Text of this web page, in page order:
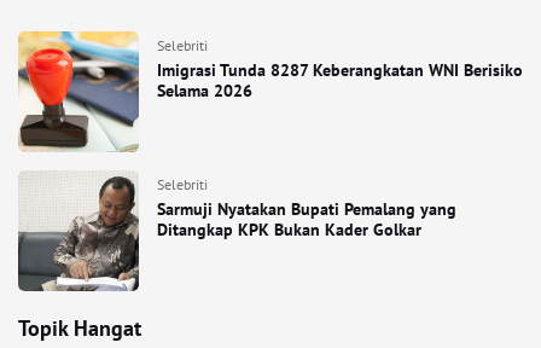
Selebriti
Imigrasi Tunda 8287 Keberangkatan WNI Berisiko
Selama 2026
Selebriti
Sarmuji Nyatakan Bupati Pemalang yang
Ditangkap KPK Bukan Kader Golkar
Topik Hangat